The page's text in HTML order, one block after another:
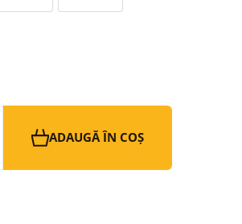
ADAUGĂ ÎN COȘ